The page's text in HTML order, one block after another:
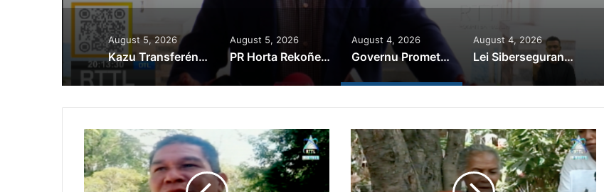
August 5, 2026
Kazu Transferénsia Osan Millaun 42 Husi Singapura, Advogadu Sei Halo Rekursu
August 5, 2026
PR Horta Rekoñese Timoroan Sira Iha Diáspora Nia Kontribuisaun
August 4, 2026
Governu Promete Tau Prioridade ba Setór Minerais no Setór Produtivu
August 4, 2026
Lei Siberseguransa Ajuda Autoridade Polisiál Kaptura Autór Kriminozu ho Paradeiru Iha Estranjeiru